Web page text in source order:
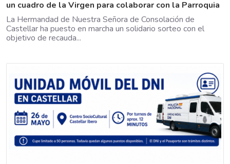
un cuadro de la Virgen para colaborar con la Parroquia
La Hermandad de Nuestra Señora de Consolación de
Castellar ha puesto en marcha un solidario sorteo con el
objetivo de recauda...